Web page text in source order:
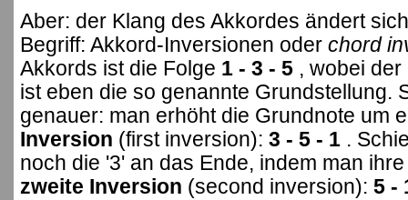
Aber: der Klang des Akkordes ändert
Begriff: Akkord-Inversionen oder chord
Akkords ist die Folge 1 - 3 - 5 , wobei
ist eben die so genannte Grundstellung.
genauer: man erhöht die Grundnote um
Inversion (first inversion): 3 - 5 - 1 .
noch die '3' an das Ende, indem man
zweite Inversion (second inversion): 5 -